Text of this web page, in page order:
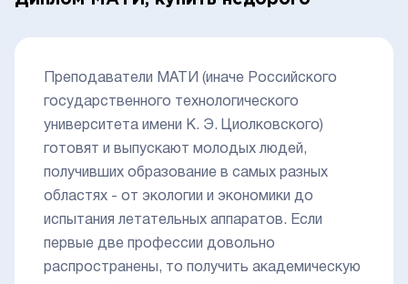
Преподаватели МАТИ (иначе Российского
государственного технологического
университета имени К. Э. Циолковского)
готовят и выпускают молодых людей,
получивших образование в самых разных
областях - от экологии и экономики до
испытания летательных аппаратов. Если
первые две профессии довольно
распространены, то получить академическую